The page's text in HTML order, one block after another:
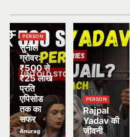
PERSON
सुनील
ग्रोवर:
₹500 से
₹25 लाख
प्रति
एपिसोड
तक का
सफर
Anurag
PERSON
Rajpal
Yadav की
जीवनी